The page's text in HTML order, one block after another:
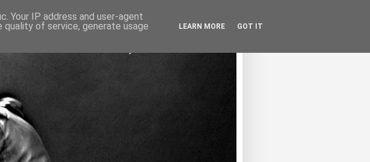
Your IP address and user-agent
of service, generate usage
LEARN MORE GOT IT